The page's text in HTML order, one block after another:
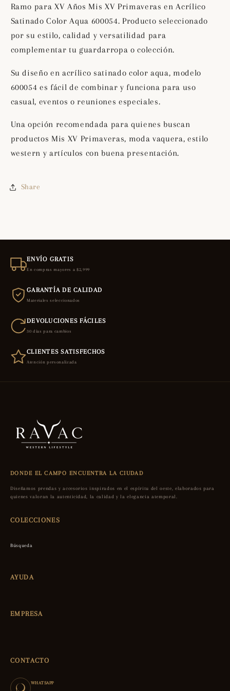
en
Acrílico
Satinado
Color
Aqua
en
Satinado
Color
Aqua
Ramo para XV Años Mis XV Primaveras en Acrílico
Satinado Color Aqua 600054. Producto seleccionado
por su estilo, calidad y versatilidad para
complementar tu guardarropa o colección.
Su diseño en acrílico satinado color aqua, modelo
600054 es fácil de combinar y funciona para uso
casual, eventos o reuniones especiales.
Una opción recomendada para quienes buscan
productos Mis XV Primaveras, moda vaquera, estilo
western y artículos con buena presentación.
Share
ENVÍO GRATIS
En compras mayores a $2,999
GARANTÍA DE CALIDAD
Materiales seleccionados
DEVOLUCIONES FÁCILES
30 días para cambios
CLIENTES SATISFECHOS
Atención personalizada
DONDE EL CAMPO ENCUENTRA LA CIUDAD
Diseñamos prendas y accesorios inspirados en el espíritu del oeste, elaborados para
quienes valoran la autenticidad, la calidad y la elegancia atemporal.
COLECCIONES
Búsqueda
AYUDA
EMPRESA
CONTACTO
WHATSAPP